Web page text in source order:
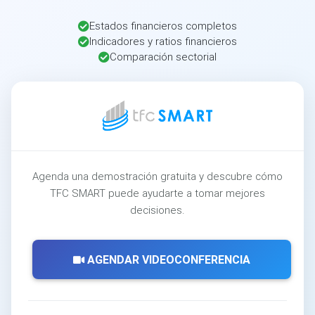
Estados financieros completos
Indicadores y ratios financieros
Comparación sectorial
Agenda una demostración gratuita y descubre cómo
TFC SMART puede ayudarte a tomar mejores
decisiones.
AGENDAR VIDEOCONFERENCIA